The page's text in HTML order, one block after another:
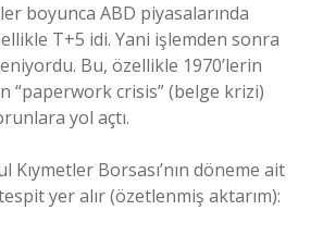
boyunca ABD piyasalarında
T+5 idi. Yani işlemden sonra
Bu, özellikle 1970’lerin
“paperwork crisis” (belge krizi)
yol açtı.
Kıymetler Borsası’nın döneme ait
yer alır (özetlenmiş aktarım):